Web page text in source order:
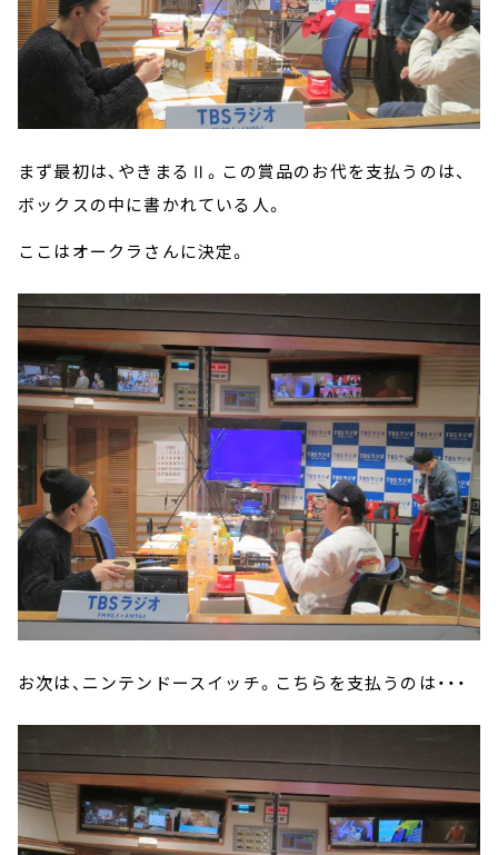
まず最初は、やきまるⅡ。この賞品のお代を支払うのは、
ボックスの中に書かれている人。
ここはオークラさんに決定。
お次は、ニンテンドースイッチ。こちらを支払うのは・・・